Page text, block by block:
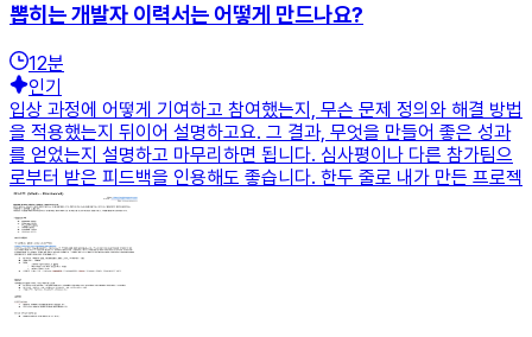
뽑히는 개발자 이력서는 어떻게 만드나요?
12분
인기
입상 과정에 어떻게 기여하고 참여했는지, 무슨 문제 정의와 해결 방법
을 적용했는지 뒤이어 설명하고요. 그 결과, 무엇을 만들어 좋은 성과
를 얻었는지 설명하고 마무리하면 됩니다. 심사평이나 다른 참가팀으
로부터 받은 피드백을 인용해도 좋습니다. 한두 줄로 내가 만든 프로젝